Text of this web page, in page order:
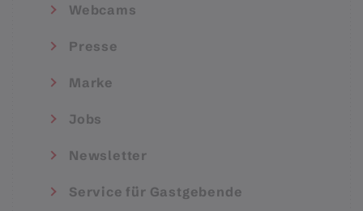
Webcams
Presse
Marke
Jobs
Newsletter
Service für Gastgebende